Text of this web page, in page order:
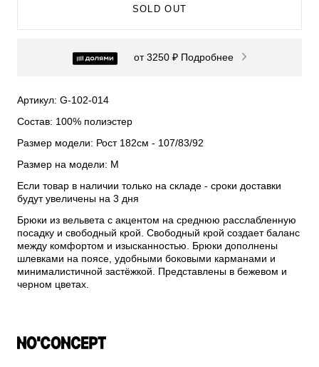
SOLD OUT
от 3250 ₽ Подробнее
Артикул: G-102-014
Состав: 100% полиэстер
Размер модели: Рост 182см - 107/83/92
Размер на модели: M
Если товар в наличии только на складе - сроки доставки
будут увеличены на 3 дня
Брюки из вельвета с акцентом на среднюю расслабленную
посадку и свободный крой. Свободный крой создает баланс
между комфортом и изысканностью. Брюки дополнены
шлевками на поясе, удобными боковыми карманами и
минималистичной застёжкой. Представлены в бежевом и
черном цветах.